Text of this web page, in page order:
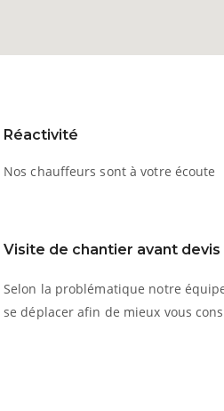
Réactivité
Nos chauffeurs sont à votre écoute
Visite de chantier avant devis
Selon la problématique notre
se déplacer afin de mieux vous